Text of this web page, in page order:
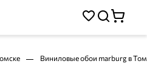
Виниловые обои marburg в